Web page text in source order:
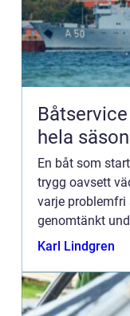
hela
En båt som
trygg oavsett
varje
genomtänkt
ibland snabb
Karl Lindgren